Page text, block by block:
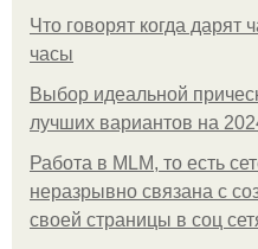
Что говорят когда дарят
часы
Выбор идеальной
лучших вариантов на
Работа в MLM, то есть
неразрывно связана с
своей страницы в соц